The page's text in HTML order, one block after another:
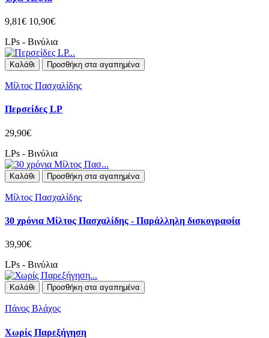
9,81€ 10,90€
LPs - Βινύλια
Καλάθι Προσθήκη στα αγαπημένα
Μίλτος Πασχαλίδης
Περσείδες LP
29,90€
LPs - Βινύλια
Καλάθι Προσθήκη στα αγαπημένα
Μίλτος Πασχαλίδης
30 χρόνια Μίλτος Πασχαλίδης - Παράλληλη δισκογραφία
39,90€
LPs - Βινύλια
Καλάθι Προσθήκη στα αγαπημένα
Πάνος Βλάχος
Χωρίς Παρεξήγηση